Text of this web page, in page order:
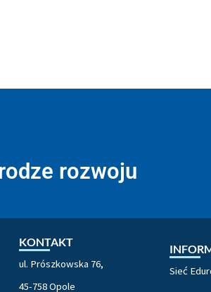
rozwoju
KONTAKT
ul. Prószkowska 76,
45-758 Opole
Sieć